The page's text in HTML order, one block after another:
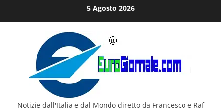
al
5 Agosto 2026
Notizie dall'Italia e dal Mondo diretto da Francesco e Raf